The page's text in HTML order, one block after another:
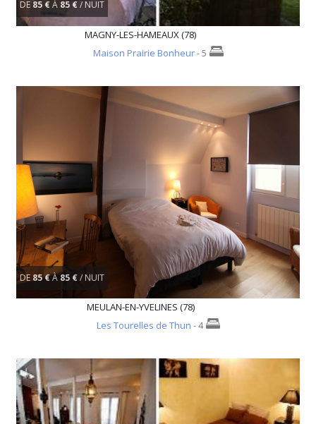
DE 85 €À 85 €/ NUIT
MAGNY-LES-HAMEAUX (78)
Maison Prairie Bonheur- 5
DE 85 €À85 €/ NUIT
MEULAN-EN-YVELINES (78)
Les Tourelles de Thun - 4